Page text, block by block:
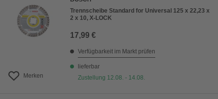
Merken
Trennscheibe Standard for Universal 125 x 22,23 x
2 x 10, X-LOCK
17,99 €
Verfügbarkeit im Markt prüfen
lieferbar
Zustellung 12.08. - 14.08.